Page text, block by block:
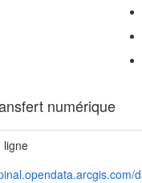
numérique
ligne